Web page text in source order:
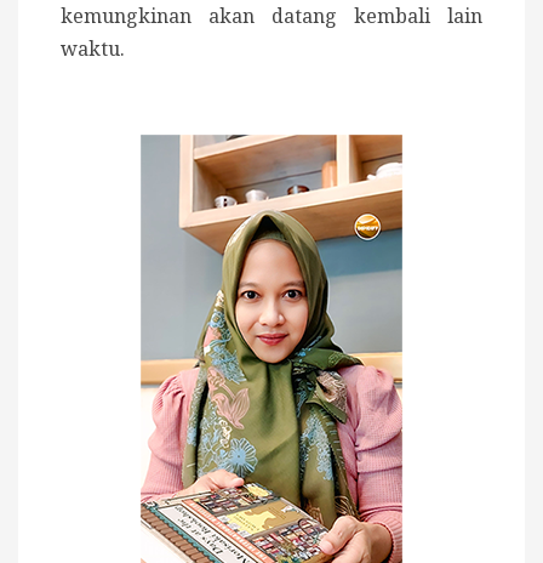
kemungkinan akan datang kembali lain
waktu.